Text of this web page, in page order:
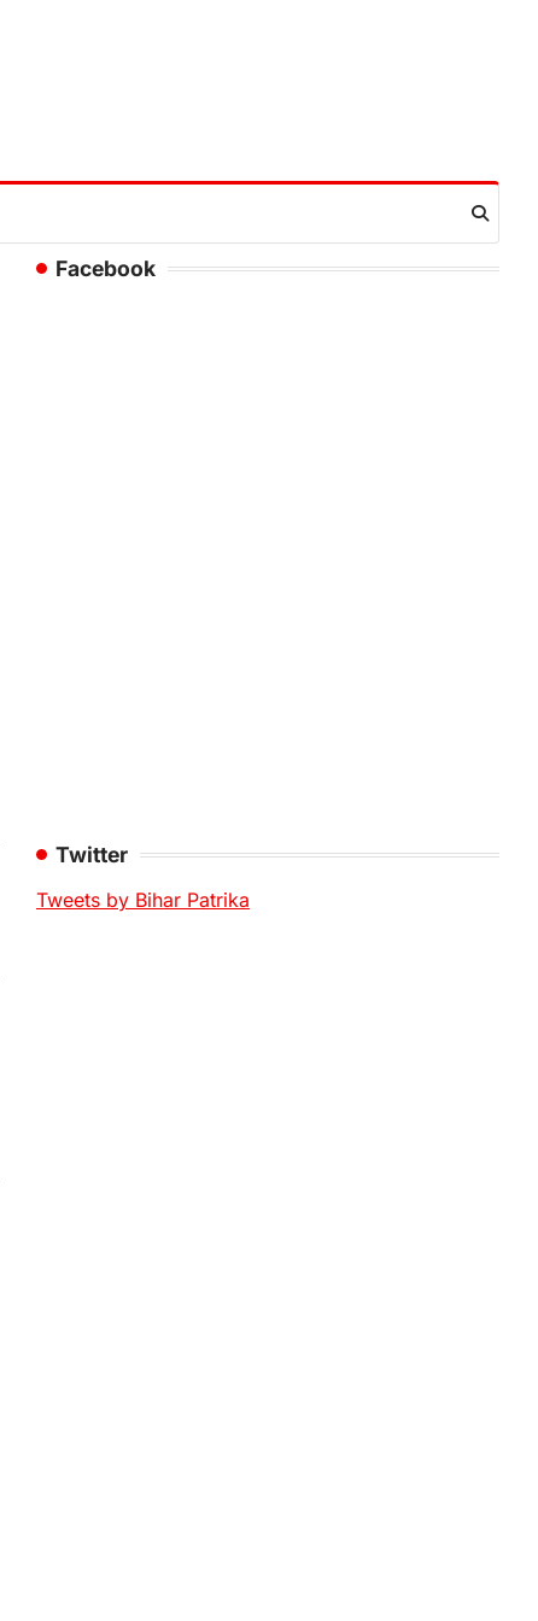
Facebook
Twitter
Tweets by Bihar Patrika